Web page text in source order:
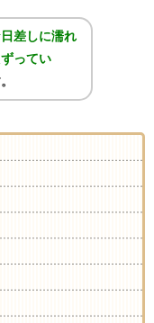
日差しに濡れ
ってい